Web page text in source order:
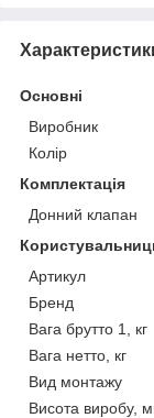
Основні
Виробник
Колір
Комплектація
Донний клапан
Артикул
Бренд
Вага брутто 1, кг
Вага нетто, кг
Вид монтажу
Висота виробу,